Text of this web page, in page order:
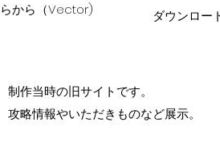
から（Vector) ダウンロー
制作当時の旧サイトです。
攻略情報やいただきものなど展示。